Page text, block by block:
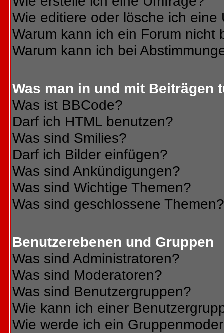
Wie editiere oder lösche ich eine
Warum kann ich ein Forum nicht
Warum kann ich bei
Was man in und mit Beiträgen
Was ist BBCode?
Darf ich HTML benutzen?
Was sind Smilies?
Darf ich Bilder einfügen?
Was sind Ankündigungen?
Was sind Wichtige Themen?
Was sind geschlossene Themen?
Benutzerebenen und Gruppen
Was sind Administratoren?
Was sind Moderatoren?
Was sind Benutzergruppen?
Wie kann ich einer
Wie werde ich ein